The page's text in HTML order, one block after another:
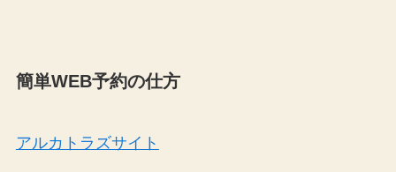
簡単WEB予約の仕方
アルカトラズサイト